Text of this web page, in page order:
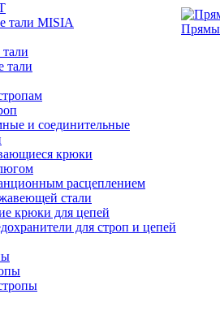
тали MISIA
тали
и соединительные
крюки
расцеплением
стали
крюки для цепей
для строп и цепей